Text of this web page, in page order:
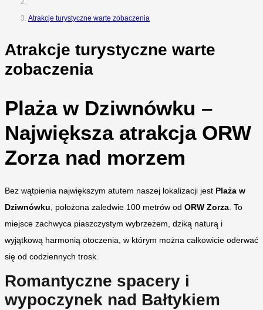
Atrakcje turystyczne warte zobaczenia
Atrakcje turystyczne warte
zobaczenia
Plaża w Dziwnówku –
Największa atrakcja ORW
Zorza nad morzem
Bez wątpienia największym atutem naszej lokalizacji jest Plaża w
Dziwnówku, położona zaledwie 100 metrów od ORW Zorza. To
miejsce zachwyca piaszczystym wybrzeżem, dziką naturą i
wyjątkową harmonią otoczenia, w którym można całkowicie oderwać
się od codziennych trosk.
Romantyczne spacery i
wypoczynek nad Bałtykiem